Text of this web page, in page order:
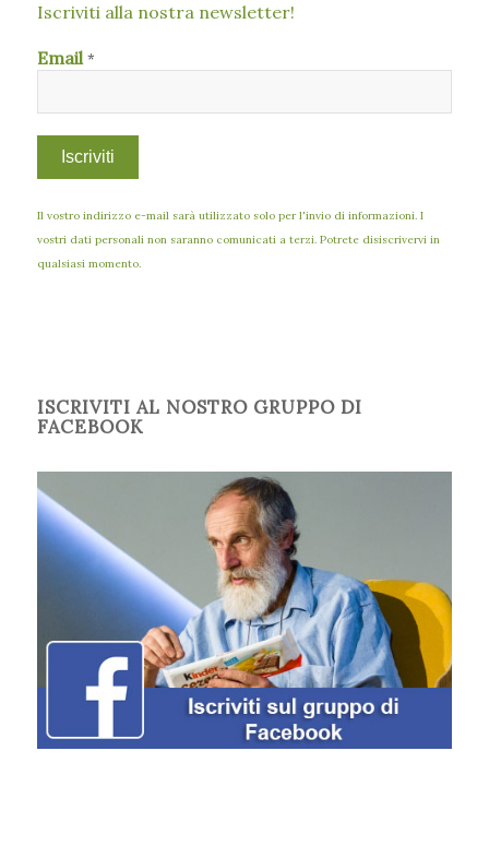
Iscriviti alla nostra newsletter!
Email*
Il vostro indirizzo e-mail sarà utilizzato solo per l'invio di informazioni. I
vostri dati personali non saranno comunicati a terzi. Potrete disiscrivervi in
qualsiasi momento.
ISCRIVITI AL NOSTRO GRUPPO DI
FACEBOOK